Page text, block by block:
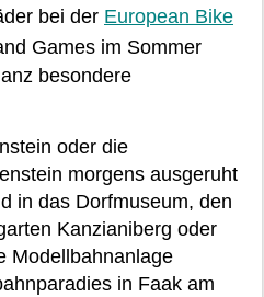
bei der European Bike
Games im Sommer
besondere
oder die
morgens ausgeruht
in das Dorfmuseum, den
Kanzianiberg oder
Modellbahnanlage
in Faak am